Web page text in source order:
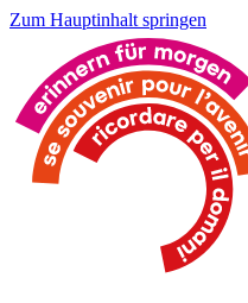
Zum Hauptinhalt springen